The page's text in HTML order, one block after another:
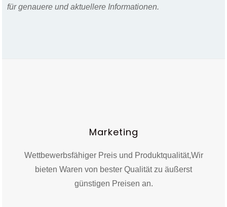
für genauere und aktuellere Informationen.
Marketing
Wettbewerbsfähiger Preis und Produktqualität,Wir
bieten Waren von bester Qualität zu äußerst
günstigen Preisen an.